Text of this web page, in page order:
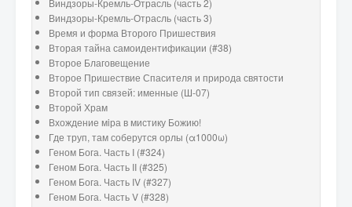
Виндзоры-Кремль-Отрасль (часть 3)
Время и форма Второго Пришествия
Вторая тайна самоидентификации (#38)
Второе Благовещение
Второе Пришествие Спасителя и природа святости
Второй тип связей: именные (Ш-07)
Второй Храм
Вхождение мiра в мистику Божию!
Где труп, там соберутся орлы (α1000ω)
Геном Бога. Часть I (#324)
Геном Бога. Часть II (#325)
Геном Бога. Часть IV (#327)
Геном Бога. Часть V (#328)